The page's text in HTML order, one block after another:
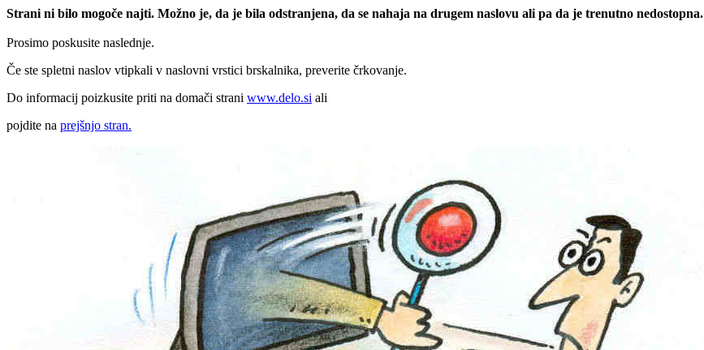
Strani ni bilo mogoče najti. Možno je, da je bila odstranjena, da se nahaja na drugem naslovu ali pa da je trenutno nedostopna.
Prosimo poskusite naslednje.
Če ste spletni naslov vtipkali v naslovni vrstici brskalnika, preverite črkovanje.
Do informacij poizkusite priti na domači strani www.delo.si ali
pojdite na prejšnjo stran.